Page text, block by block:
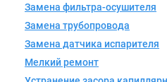
Замена фильтра-осушителя
Замена трубопровода
Замена датчика испарителя
Мелкий ремонт